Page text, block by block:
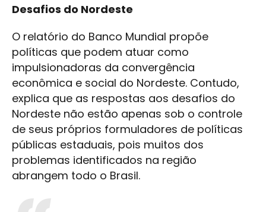
Desafios do Nordeste
O relatório do Banco Mundial propõe
políticas que podem atuar como
impulsionadoras da convergência
econômica e social do Nordeste. Contudo,
explica que as respostas aos desafios do
Nordeste não estão apenas sob o controle
de seus próprios formuladores de políticas
públicas estaduais, pois muitos dos
problemas identificados na região
abrangem todo o Brasil.